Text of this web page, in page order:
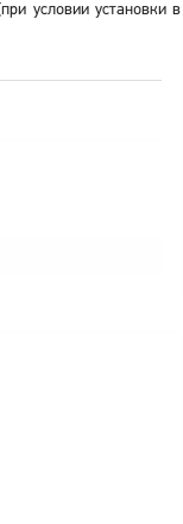
условии установки в